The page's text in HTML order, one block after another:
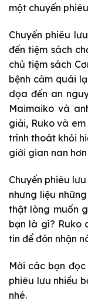
một chuyến
Chuyến phiêu
đến tiệm sách
chủ tiệm sách
bệnh cảm quái
dọa đến an
Maimaiko và
giải, Ruko và
trình thoát khỏi
giới gian nan
Chuyến phiêu
nhưng liệu
thật lòng muốn
bạn là gì? Ruko
tin để đón nhận
Mời các bạn
phiêu lưu nhiều
nhé.